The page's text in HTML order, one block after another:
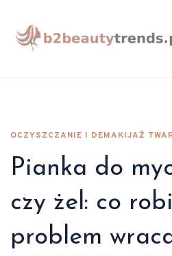
OCZYSZCZANIE I DEMAKIJAŻ
Pianka do
czy żel: co
problem